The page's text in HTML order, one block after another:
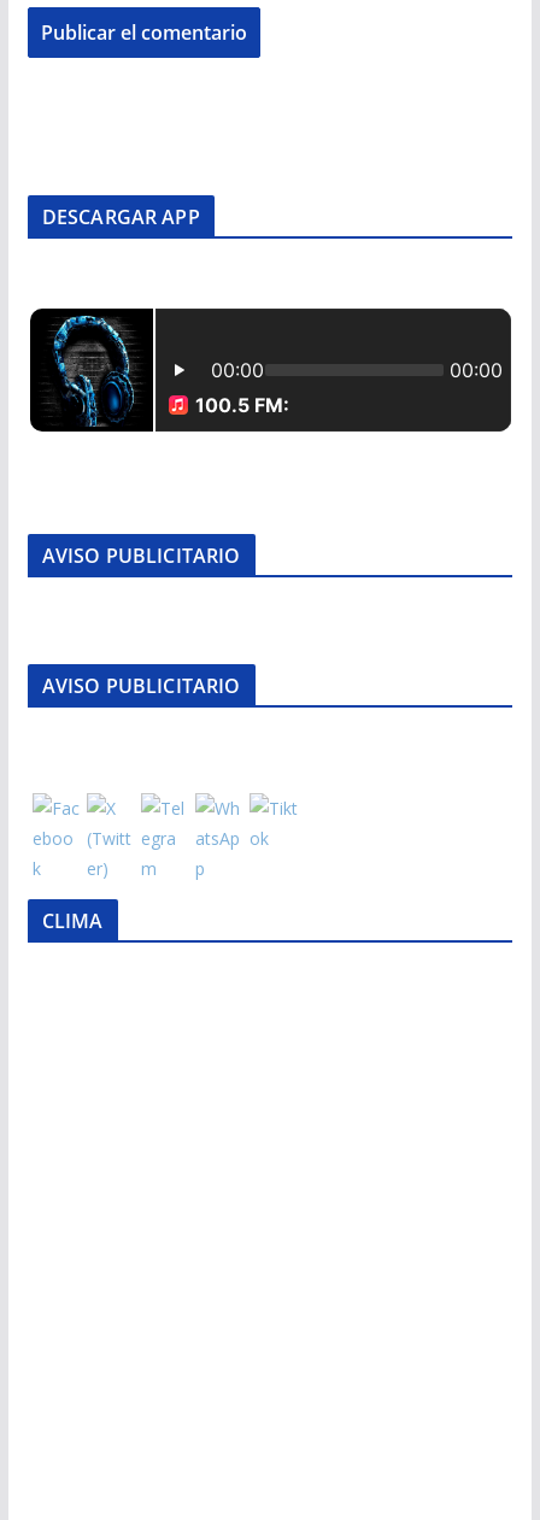
DESCARGAR APP
AVISO PUBLICITARIO
AVISO PUBLICITARIO
CLIMA